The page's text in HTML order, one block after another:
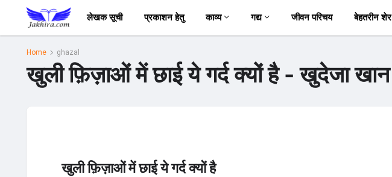
लेखक सूची प्रकाशन हेतु काव्य गद्य जीवन परिचय बेहतरीन शेर
Home ghazal
खुली फ़िज़ाओं में छाई ये गर्द क्यों है - खुदेजा खान
खुली फ़िज़ाओं में छाई ये गर्द क्यों है